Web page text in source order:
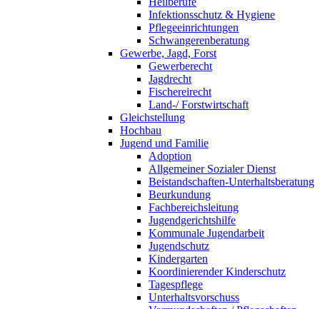
Infektionsschutz & Hygiene
Pflegeeinrichtungen
Schwangerenberatung
Gewerbe, Jagd, Forst
Gewerberecht
Jagdrecht
Fischereirecht
Land-/ Forstwirtschaft
Gleichstellung
Hochbau
Jugend und Familie
Adoption
Allgemeiner Sozialer Dienst
Beistandschaften-Unterhaltsberatung
Beurkundung
Fachbereichsleitung
Jugendgerichtshilfe
Kommunale Jugendarbeit
Jugendschutz
Kindergarten
Koordinierender Kinderschutz
Tagespflege
Unterhaltsvorschuss